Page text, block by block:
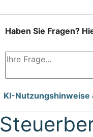
Haben Sie Fragen?
KI-Nutzungshinweise